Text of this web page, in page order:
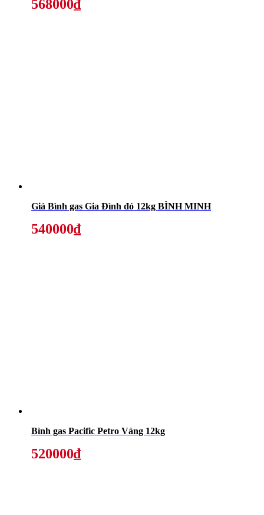
568000₫
Giá Bình gas Gia Đình đỏ 12kg BÌNH MINH
540000₫
Bình gas Pacific Petro Vàng 12kg
520000₫